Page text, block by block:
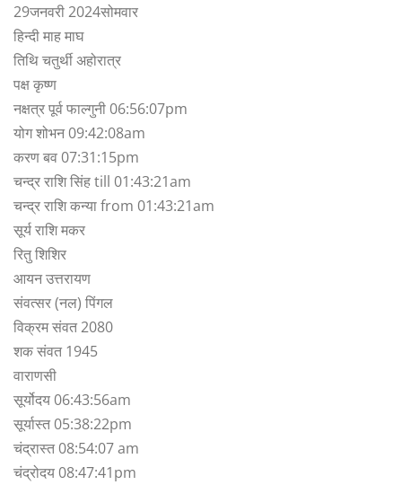
29जनवरी 2024सोमवार
हिन्दी माह माघ
तिथि चतुर्थी अहोरात्र
पक्ष कृष्ण
नक्षत्र पूर्व फाल्गुनी 06:56:07pm
योग शोभन 09:42:08am
करण बव 07:31:15pm
चन्द्र राशि सिंह till 01:43:21am
चन्द्र राशि कन्या from 01:43:21am
सूर्य राशि मकर
रितु शिशिर
आयन उत्तरायण
संवत्सर (नल) पिंगल
विक्रम संवत 2080
शक संवत 1945
वाराणसी
सूर्योदय 06:43:56am
सूर्यास्त 05:38:22pm
चंद्रास्त 08:54:07 am
चंद्रोदय 08:47:41pm